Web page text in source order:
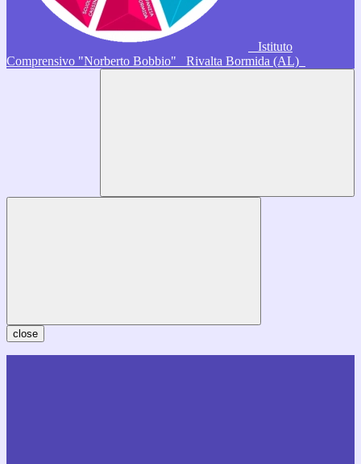
Istituto
Comprensivo "Norberto Bobbio"
Rivalta Bormida (AL)
close